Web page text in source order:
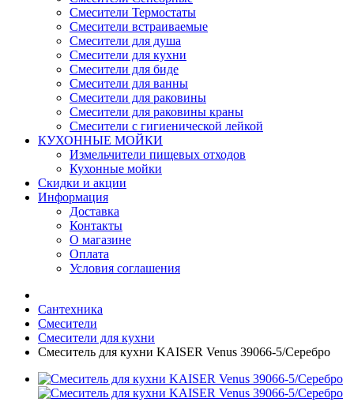
Смесители Термостаты
Смесители встраиваемые
Смесители для душа
Смесители для кухни
Смесители для биде
Смесители для ванны
Смесители для раковины
Смесители для раковины краны
Смесители с гигиенической лейкой
КУХОННЫЕ МОЙКИ
Измельчители пищевых отходов
Кухонные мойки
Скидки и акции
Информация
Доставка
Контакты
О магазине
Оплата
Условия соглашения
Сантехника
Смесители
Смесители для кухни
Смеситель для кухни KAISER Venus 39066-5/Серебро